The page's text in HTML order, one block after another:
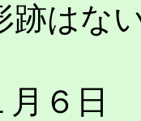
跡はな
６日